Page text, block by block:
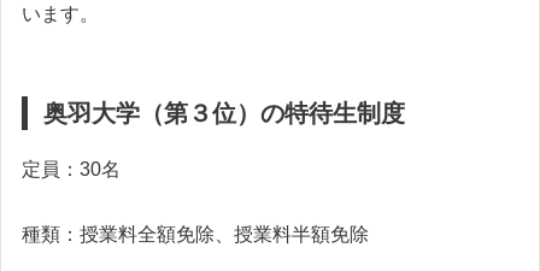
います。
奥羽大学（第３位）の特待生制度
定員：30名
種類：授業料全額免除、授業料半額免除